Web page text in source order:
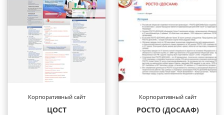
Корпоративный сайт
ЦОСТ
Корпоративный сайт
РОСТО (ДОСААФ)